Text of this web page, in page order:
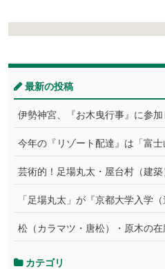
最新の投稿
伊勢神宮、『お木曳行事』に参加
今年の『リゾート配達』は「富
芸術的！足場丸太・屋台村（建
「足場丸太」が『京都大学入
松（カラマツ・唐松）・原木の
カテゴリ